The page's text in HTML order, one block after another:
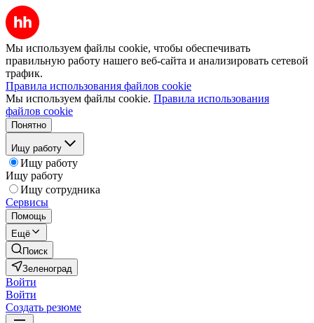
Мы используем файлы cookie, чтобы обеспечивать
правильную работу нашего веб-сайта и анализировать сетевой
трафик.
Правила использования файлов cookie
Мы используем файлы cookie. Правила использования
файлов cookie
Понятно
Ищу работу
Ищу работу
Ищу работу
Ищу сотрудника
Сервисы
Помощь
Ещё
Поиск
Зеленоград
Войти
Войти
Создать резюме